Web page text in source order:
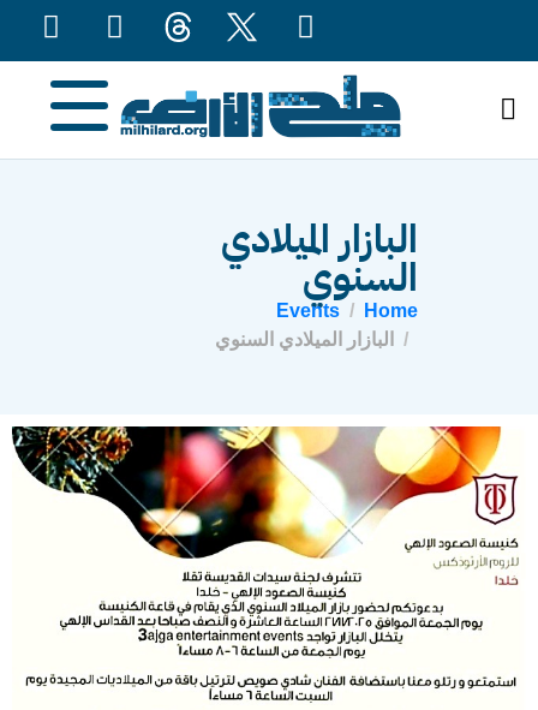
البازار الميلادي
السنوي
Home
Events
البازار الميلادي السنوي